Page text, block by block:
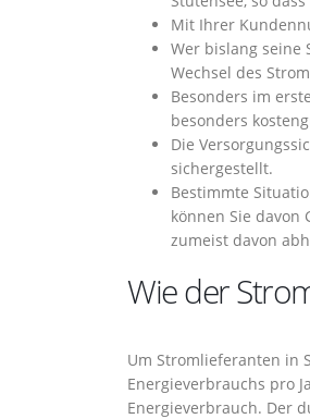
Mit Ihrer
Wer bislang seine
Wechsel des
Besonders im
besonders
Die
sichergestellt.
Bestimmte
können Sie davon
zumeist davon
Wie der
Um Stromlieferanten in
Energieverbrauchs pro
Energieverbrauch. Der